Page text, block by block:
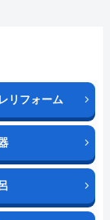
リフォーム